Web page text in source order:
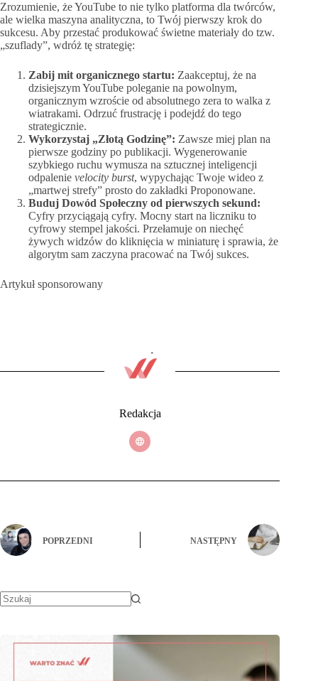
Zrozumienie, że YouTube to nie tylko platforma dla twórców,
ale wielka maszyna analityczna, to Twój pierwszy krok do
sukcesu. Aby przestać produkować świetne materiały do tzw.
„szuflady”, wdróż tę strategię:
Zabij mit organicznego startu: Zaakceptuj, że na
dzisiejszym YouTube poleganie na powolnym,
organicznym wzroście od absolutnego zera to walka z
wiatrakami. Odrzuć frustrację i podejdź do tego
strategicznie.
Wykorzystaj „Złotą Godzinę”: Zawsze miej plan na
pierwsze godziny po publikacji. Wygenerowanie
szybkiego ruchu wymusza na sztucznej inteligencji
odpalenie velocity burst, wypychając Twoje wideo z
„martwej strefy” prosto do zakładki Proponowane.
Buduj Dowód Społeczny od pierwszych sekund:
Cyfry przyciągają cyfry. Mocny start na liczniku to
cyfrowy stempel jakości. Przełamuje on niechęć
żywych widzów do kliknięcia w miniaturę i sprawia, że
algorytm sam zaczyna pracować na Twój sukces.
Artykuł sponsorowany
Redakcja
POPRZEDNI NASTĘPNY